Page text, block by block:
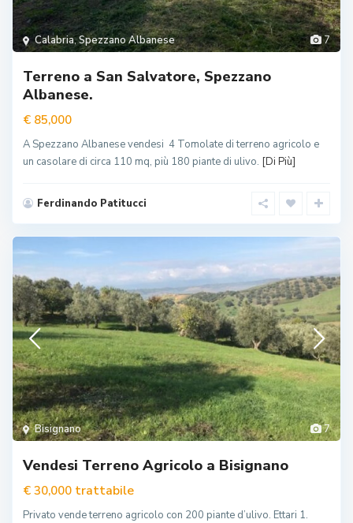
7
Calabria,Spezzano Albanese
Terreno a San Salvatore, Spezzano
Albanese.
€ 85,000
A Spezzano Albanese vendesi 4 Tomolate di terreno agricolo e
un casolare di circa 110 mq, più 180 piante di ulivo. [Di Più]
Ferdinando Patitucci
7
Bisignano
Vendesi Terreno Agricolo a Bisignano
€ 30,000 trattabile
Privato vende terreno agricolo con 200 piante d’ulivo. Ettari 1.